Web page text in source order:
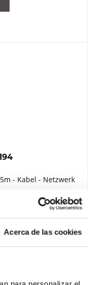
Acerca de las cookies
- Kabel - Netzwerk